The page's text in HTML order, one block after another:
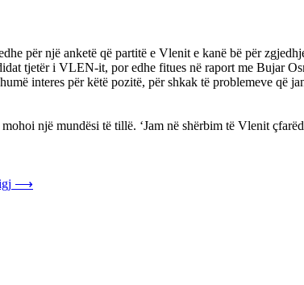
për një anketë që partitë e Vlenit e kanë bë për
tjetër i VLEN-it, por edhe fitues në raport me Bujar
interes për këtë pozitë, për shkak të problemeve që
një mundësi të tillë. ‘Jam në shërbim të Vlenit
⟶